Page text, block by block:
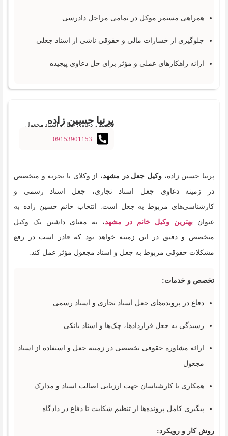
همراهی مستمر موکل در تمامی مراحل دادرسی
جلوگیری از خسارات مالی و حقوقی ناشی از اسناد جعلی
ارائه راهکارهای عملی و مؤثر برای حل دعاوی پیچیده
پرنیا حسین زاده
تخصص: دعاوی جعل و اسناد مجعول
09153901153
پرنیا حسین زاده، وکیل جعل در مشهد، از وکلای با تجربه و متخصص
در زمینه دعاوی جعل اسناد تجاری، جعل اسناد رسمی و
کارشناسی‌های مربوط به جعل است. انتخاب خانم حسین زاده به
عنوان بهترین وکیل خانم در مشهد، به معنای داشتن یک وکیل
متخصص و دقیق در این زمینه خواهد بود که قادر است در رفع
مشکلات حقوقی مربوط به جعل و اسناد مجعول مؤثر عمل کند.
تخصص و خدمات:
دفاع در پرونده‌های جعل اسناد تجاری و اسناد رسمی
رسیدگی به جعل قراردادها، چک‌ها و اسناد بانکی
ارائه مشاوره حقوقی تخصصی در زمینه جعل و استفاده از اسناد
مجعول
همکاری با کارشناسان جهت ارزیابی اصالت اسناد و مدارک
پیگیری کامل پرونده‌ها از تنظیم شکایت تا دفاع در دادگاه
روش کار و رویکرد: